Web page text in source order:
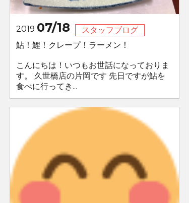
2019 07/18
スタッフブログ
鮎！鯉！クレープ！ラーメン！
こんにちは！いつもお世話になっておりま
す。 久世橋店の片岡です 先日ですが鮎を
食べに行ってき...